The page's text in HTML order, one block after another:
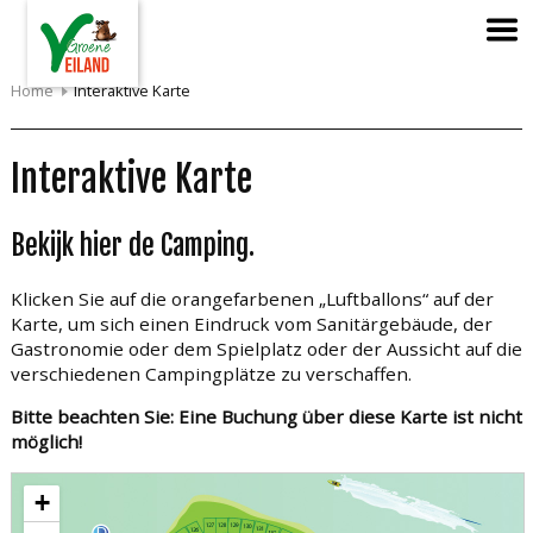
Home Interaktive Karte
Interaktive Karte
Bekijk hier de Camping.
Klicken Sie auf die orangefarbenen „Luftballons“ auf der
Karte, um sich einen Eindruck vom Sanitärgebäude, der
Gastronomie oder dem Spielplatz oder der Aussicht auf die
verschiedenen Campingplätze zu verschaffen.
Bitte beachten Sie: Eine Buchung über diese Karte ist nicht
möglich!
+